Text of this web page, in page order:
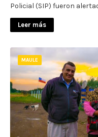
Policial (SIP) fueron
Leer más
MAULE